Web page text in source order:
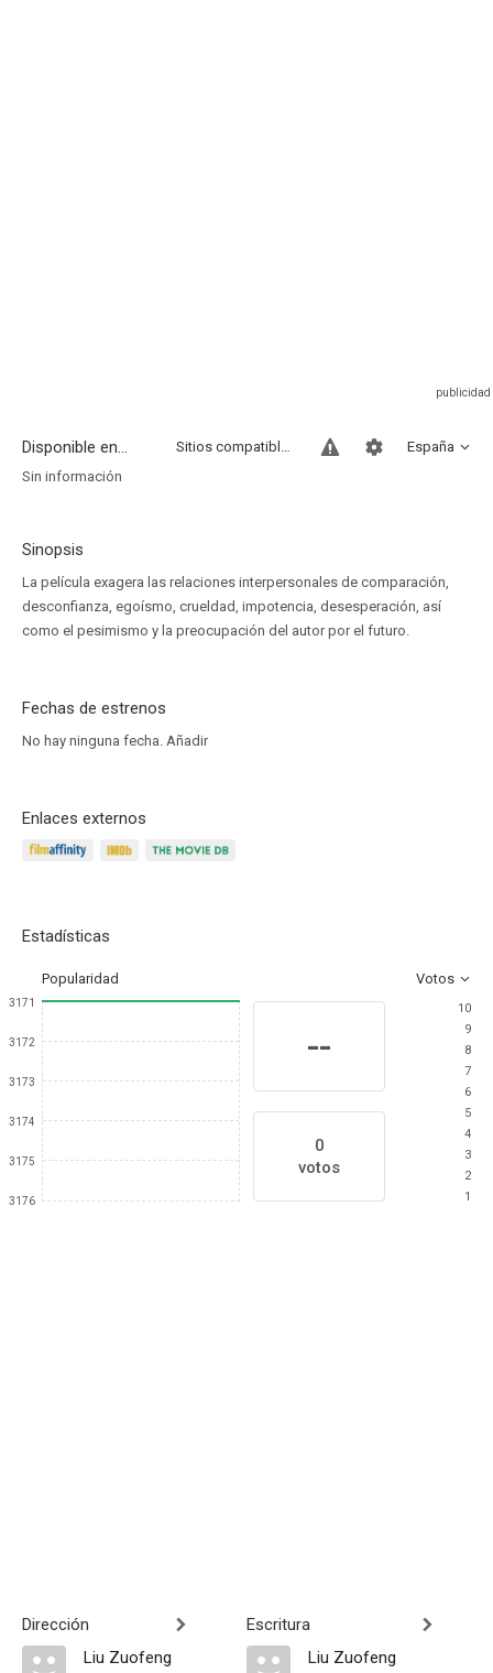
Disponible en... España
Sitios compatibles
Sin información
Sinopsis
La película exagera las relaciones interpersonales de comparación,
desconfianza, egoísmo, crueldad, impotencia, desesperación, así
como el pesimismo y la preocupación del autor por el futuro.
Fechas de estrenos
No hay ninguna fecha. Añadir
Enlaces externos
Estadísticas
Popularidad Votos
3171
3172
3173
3174
3175
3176
--
0
votos
10
9
8
7
6
5
4
3
2
1
Dirección
Liu Zuofeng
Escritura
Liu Zuofeng